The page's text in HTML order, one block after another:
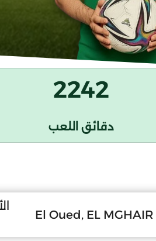
2242
دقائق اللعب
El Oued, EL MGHAIR